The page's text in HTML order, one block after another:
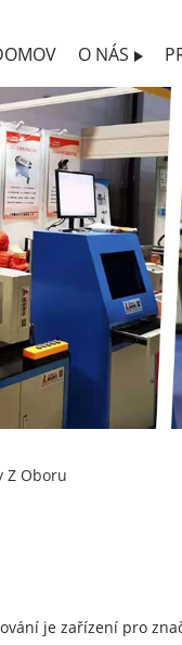
O NÁS
Z Oboru
je zařízení pro